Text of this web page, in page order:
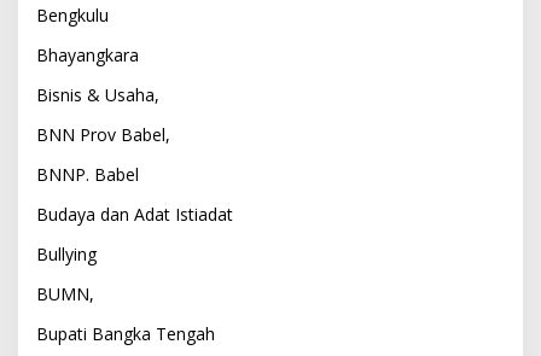
Bengkulu
Bhayangkara
Bisnis & Usaha,
BNN Prov Babel,
BNNP. Babel
Budaya dan Adat Istiadat
Bullying
BUMN,
Bupati Bangka Tengah